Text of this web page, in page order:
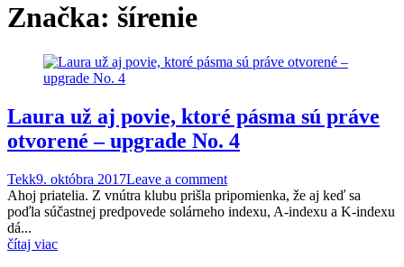
Značka: šírenie
Laura už aj povie, ktoré pásma sú práve
otvorené – upgrade No. 4
Tekk9. októbra 2017Leave a comment
Ahoj priatelia. Z vnútra klubu prišla pripomienka, že aj keď sa
poďla súčastnej predpovede solárneho indexu, A-indexu a K-indexu
dá...
čítaj viac